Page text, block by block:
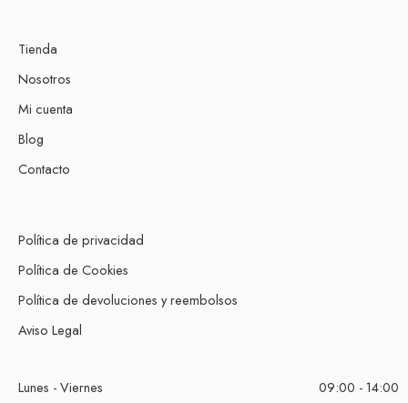
Tienda
Nosotros
Mi cuenta
Blog
Contacto
Política de privacidad
Política de Cookies
Política de devoluciones y reembolsos
Aviso Legal
Lunes - Viernes
09:00 - 14:00